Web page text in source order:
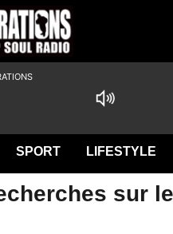
SPORT LIFESTYLE
sur